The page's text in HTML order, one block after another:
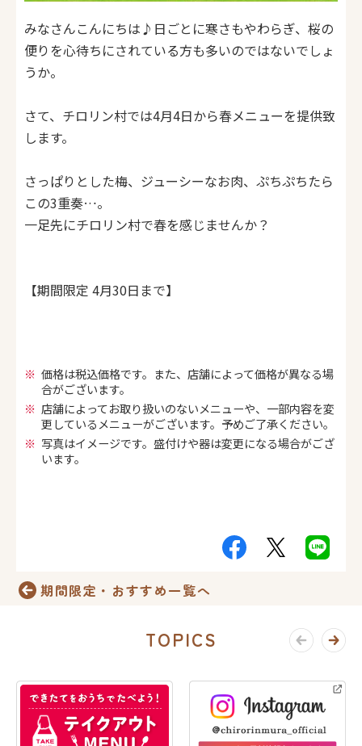
みなさんこんにちは♪日ごとに寒さもやわらぎ、 桜の
便りを心待ちにされている方も多いのではないでしょ
うか。
さて、チロリン村では4月4日から春メニューを提供致
します。
さっぱりとした梅、ジューシーなお肉、ぷちぷちたら
この3重奏…。
一足先にチロリン村で春を感じませんか？
【期間限定 4月30日まで】
価格は税込価格です。また、店舗によって価格が異なる場
合がございます。
店舗によってお取り扱いのないメニューや、一部内容を変
更しているメニューがございます。予めご了承ください。
写真はイメージです。盛付けや器は変更になる場合がござ
います。
期間限定・おすすめ一覧へ
TOPICS